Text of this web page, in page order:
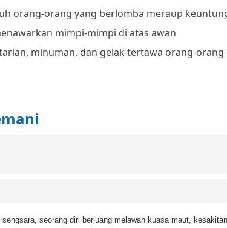
orang-orang yang berlomba meraup
mimpi-mimpi di atas awan
minuman, dan gelak tertawa orang-orang
seorang diri berjuang melawan kuasa maut,